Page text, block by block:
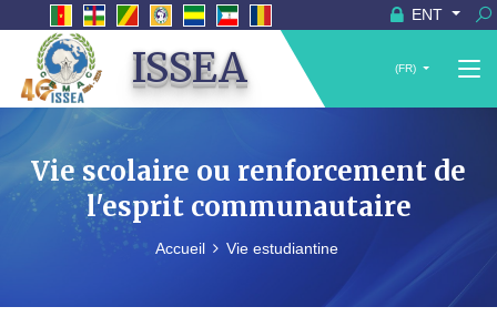
ENT
ISSEA (FR)
Vie scolaire ou renforcement de
l'esprit communautaire
Accueil Vie estudiantine